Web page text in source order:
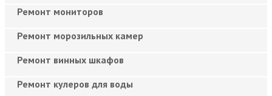
Ремонт мониторов
Ремонт морозильных камер
Ремонт винных шкафов
Ремонт кулеров для воды